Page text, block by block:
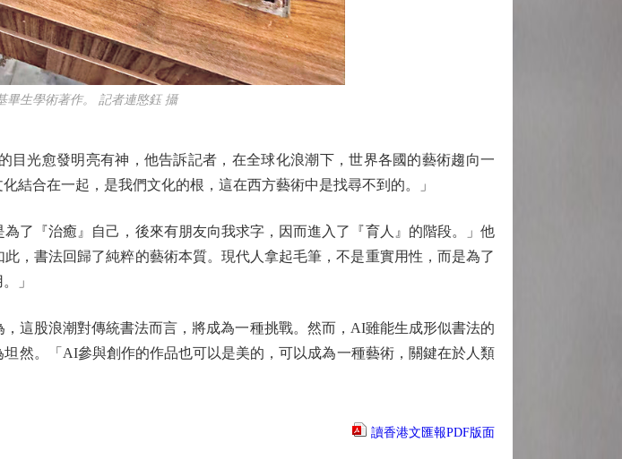
畢生學術著作。 記者連愍鈺 攝
光愈發明亮有神，他告訴記者，在全球化浪潮下，世界各國的藝術趨向一
結合在一起，是我們文化的根，這在西方藝術中是找尋不到的。」
『治癒』自己，後來有朋友向我求字，因而進入了『育人』的階段。」他
，書法回歸了純粹的藝術本質。現代人拿起毛筆，不是重實用性，而是為了
」
股浪潮對傳統書法而言，將成為一種挑戰。然而，AI雖能生成形似書法的
然。「AI參與創作的作品也可以是美的，可以成為一種藝術，關鍵在於人類
讀香港文匯報PDF版面